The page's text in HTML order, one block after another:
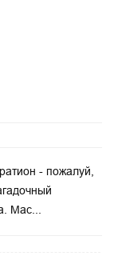
- пожалуй,
Мас...